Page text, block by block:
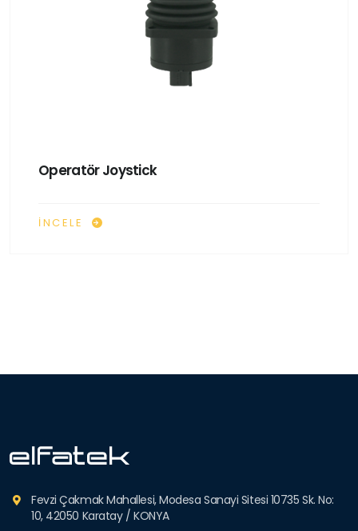
Operatör Joystick
İNCELE
Fevzi Çakmak Mahallesi, Modesa Sanayi Sitesi 10735 Sk. No:
10, 42050 Karatay / KONYA